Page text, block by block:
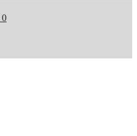
0